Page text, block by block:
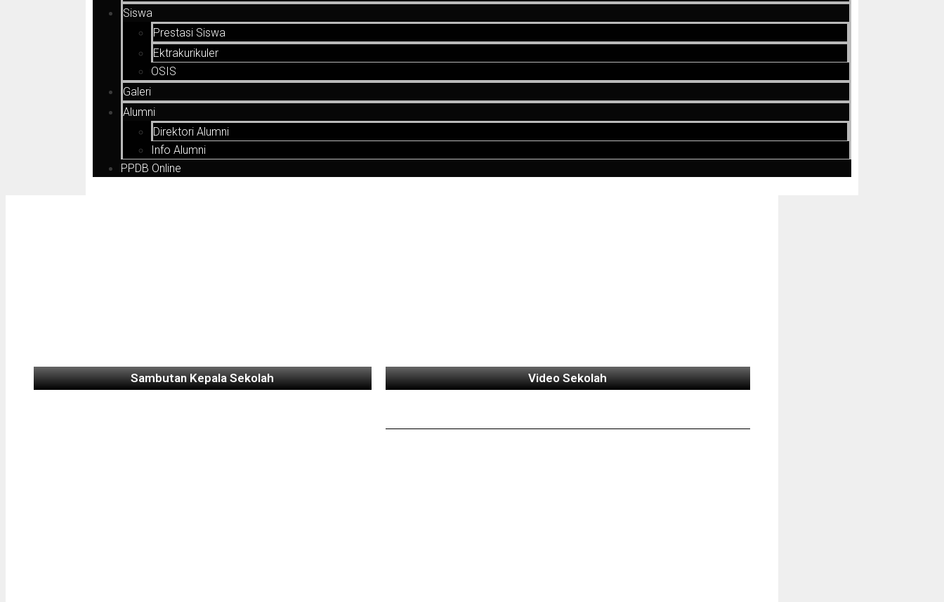
Siswa
Prestasi Siswa
Ektrakurikuler
OSIS
Galeri
Alumni
Direktori Alumni
Info Alumni
PPDB Online
Sambutan Kepala Sekolah Video Sekolah